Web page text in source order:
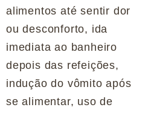
alimentos até sentir dor
ou desconforto, ida
imediata ao banheiro
depois das refeições,
indução do vômito após
se alimentar, uso de